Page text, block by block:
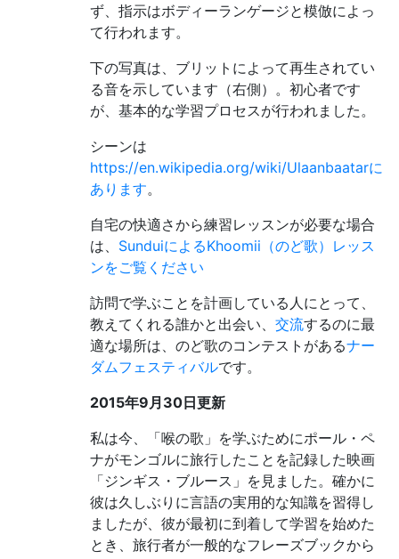
ず、指示はボディーランゲージと模倣によっ
て行われます。
下の写真は、ブリットによって再生されてい
る音を示しています（右側）。初心者です
が、基本的な学習プロセスが行われました。
シーンは
https://en.wikipedia.org/wiki/Ulaanbaatarに
あります。
自宅の快適さから練習レッスンが必要な場合
は、 SunduiによるKhoomii（のど歌）レッス
ンをご覧ください
訪問で学ぶことを計画している人にとって、
教えてくれる誰かと出会い、 交流するのに最
適な場所は、のど歌のコンテストがあるナー
ダムフェスティバルです。
2015年9月30日更新
私は今、「喉の歌」を学ぶためにポール・ペ
ナがモンゴルに旅行したことを記録した映画
「ジンギス・ブルース」を見ました。確かに
彼は久しぶりに言語の実用的な知識を習得し
ましたが、彼が最初に到着して学習を始めた
とき、旅行者が一般的なフレーズブックから